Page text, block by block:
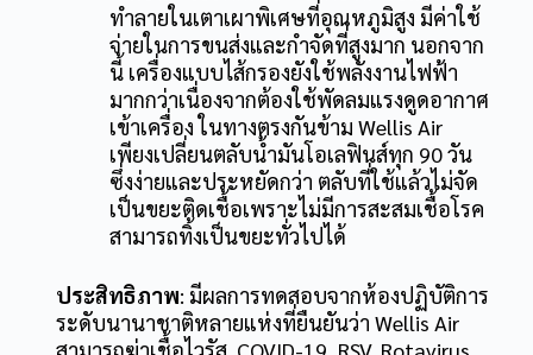
ทำลายในเตาเผาพิเศษที่อุณหภูมิสูง มีค่าใช้
จ่ายในการขนส่งและกำจัดที่สูงมาก นอกจาก
นี้ เครื่องแบบไส้กรองยังใช้พลังงานไฟฟ้า
มากกว่าเนื่องจากต้องใช้พัดลมแรงดูดอากาศ
เข้าเครื่อง ในทางตรงกันข้าม Wellis Air
เพียงเปลี่ยนตลับน้ำมันโอเลฟินส์ทุก 90 วัน
ซึ่งง่ายและประหยัดกว่า ตลับที่ใช้แล้วไม่จัด
เป็นขยะติดเชื้อเพราะไม่มีการสะสมเชื้อโรค
สามารถทิ้งเป็นขยะทั่วไปได้
ประสิทธิภาพ: มีผลการทดสอบจากห้องปฏิบัติการ
ระดับนานาชาติหลายแห่งที่ยืนยันว่า Wellis Air
สามารถฆ่าเชื้อไวรัส COVID-19, RSV, Rotavirus,